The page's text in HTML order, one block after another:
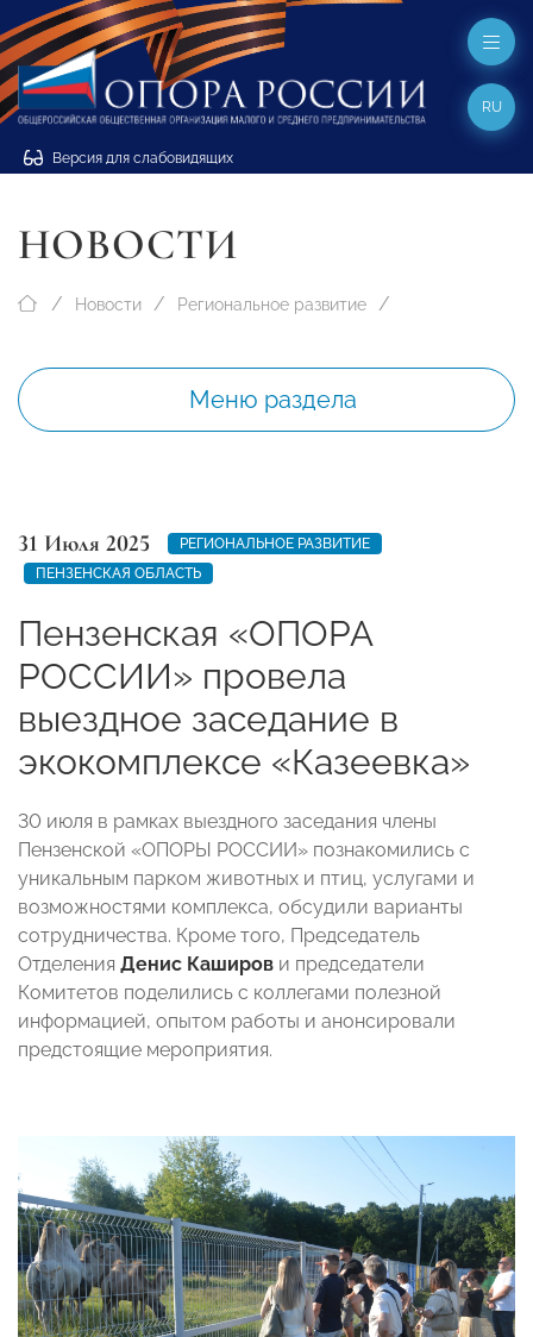
Версия для слабовидящих
RU
НОВОСТИ
Новости Региональное развитие
Меню раздела
31 Июля 2025
РЕГИОНАЛЬНОЕ РАЗВИТИЕ
ПЕНЗЕНСКАЯ ОБЛАСТЬ
Пензенская «ОПОРА
РОССИИ» провела
выездное заседание в
экокомплексе «Казеевка»
30 июля в рамках выездного заседания члены
Пензенской «ОПОРЫ РОССИИ» познакомились с
уникальным парком животных и птиц, услугами и
возможностями комплекса, обсудили варианты
сотрудничества. Кроме того, Председатель
Отделения Денис Каширов и председатели
Комитетов поделились с коллегами полезной
информацией, опытом работы и анонсировали
предстоящие мероприятия.